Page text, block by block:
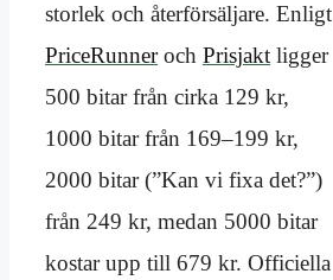
storlek och återförsäljare. Enligt
PriceRunneroch Prisjakt ligger
500 bitar från cirka 129 kr,
1000 bitar från 169–199 kr,
2000 bitar (”Kan vi fixa det?”)
från 249 kr, medan 5000 bitar
kostar upp till 679 kr. Officiella